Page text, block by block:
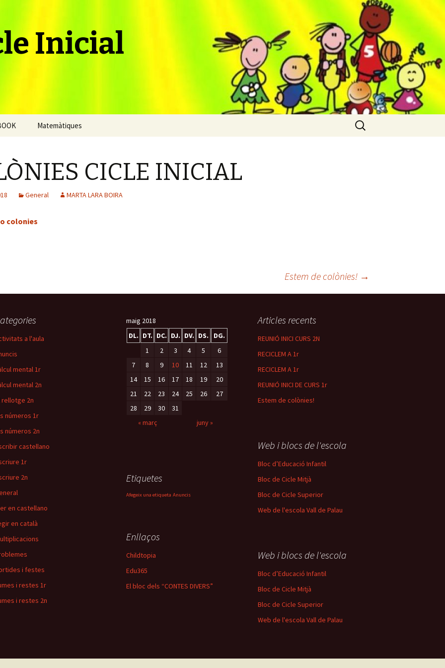
Inicial
Matemàtiques Cerca:
CICLE INICIAL
General MARTA LARA BOIRA
colonies
Estem de colònies! →
a l'aula
mental 1r
mental 2n
rellotge 2n
números 1r
números 2n
castellano
1r
2n
en castellano
en català
i festes
i restes 1r
i restes 2n
maig 2018
DL. DT. DC. DJ. DV. DS. DG.
« març juny »
1 2 3 4 5
6
7
8 9 10 11 12
13
14
15 16 17 18 19
20
21
22 23 24 25 26
27
28
29 30 31
Articles recents
REUNIÓ INICI CURS 2N
RECICLEM A 1r
RECICLEM A 1r
REUNIÓ INICI DE CURS 1r
Estem de colònies!
Web i blocs de l'escola
Bloc d’Educació Infantil
Bloc de Cicle Mitjà
Bloc de Cicle Superior
Web de l'escola Vall de Palau
Etiquetes
Afegeix una etiqueta Anuncis
Enllaços
Childtopia
Edu365
El bloc dels “CONTES DIVERS”
Web i blocs de l'escola
Bloc d’Educació Infantil
Bloc de Cicle Mitjà
Bloc de Cicle Superior
Web de l'escola Vall de Palau